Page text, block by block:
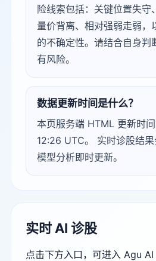
险线索包括：关键位置失守
量价背离、相对强弱走弱，
的不确定性。请结合自身判
有风险。
数据更新时间是什么？
本页服务端 HTML 更新时
12:26 UTC。 实时诊股结
模型分析即时更新。
实时 AI 诊股
点击下方入口，可进入 Agu